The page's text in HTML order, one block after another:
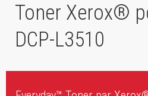
Toner Xerox®
DCP-L3510